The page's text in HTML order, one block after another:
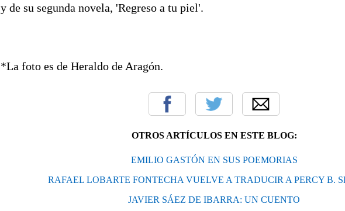
y de su segunda novela, 'Regreso a tu piel'.
*La foto es de Heraldo de Aragón.
OTROS ARTÍCULOS EN ESTE BLOG:
EMILIO GASTÓN EN SUS POEMORIAS
RAFAEL LOBARTE FONTECHA VUELVE A TRADUCIR A PERCY B.
JAVIER SÁEZ DE IBARRA: UN CUENTO